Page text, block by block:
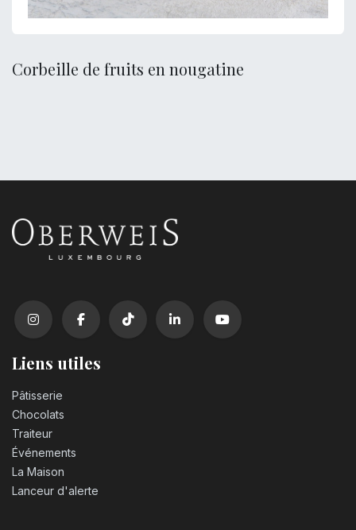
Corbeille de fruits en nougatine
Liens utiles
Pâtisserie
Chocolats
Traiteur
Événements
La Maison
Lanceur d'alerte